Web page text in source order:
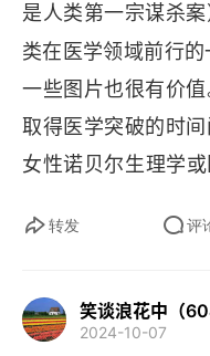
25 公元1894年一桶
26 公元1896年X射
30 公元1901年输血
新性新思想，带来
这样一条与死神赛
载，每一步每一关
们都可以在《极简
亡的转折点，一窥
玛格丽特・维利亚
斗的史诗 ，带我们
是人类第一宗谋杀
类在医学领域前行的
一些图片也很有价
取得医学突破的时
女性诺贝尔生理学
近代以来中国的存
转发 评
笑谈浪花中（
2024-10-07